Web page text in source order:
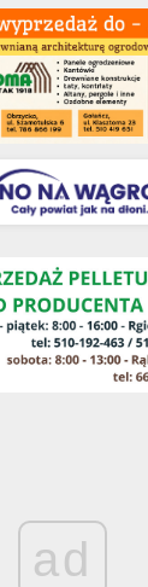
ad